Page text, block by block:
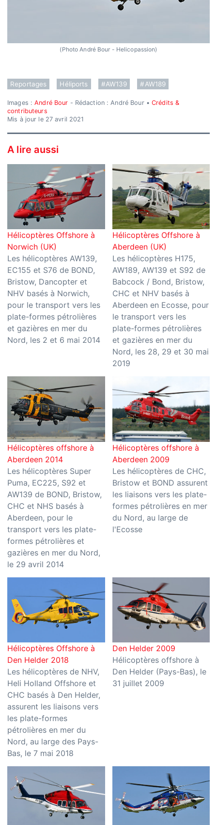
(Photo André Bour - Helicopassion)
Reportages Héliports #AW139 #AW189
Images :André Bour - Rédaction : André Bour •Crédits &
contributeurs
Mis à jour le 27 avril 2021
A lire aussi
Hélicoptères Offshore à
Norwich (UK)
Les hélicoptères AW139,
EC155 et S76 de BOND,
Bristow, Dancopter et
NHV basés à Norwich,
pour le transport vers les
plate-formes pétrolières
et gazières en mer du
Nord, les 2 et 6 mai 2014
Hélicoptères Offshore à
Aberdeen (UK)
Les hélicoptères H175,
AW189, AW139 et S92 de
Babcock / Bond, Bristow,
CHC et NHV basés à
Aberdeen en Ecosse, pour
le transport vers les
plate-formes pétrolières
et gazières en mer du
Nord, les 28, 29 et 30 mai
2019
Hélicoptères offshore à
Aberdeen 2014
Les hélicoptères Super
Puma, EC225, S92 et
AW139 de BOND, Bristow,
CHC et NHS basés à
Aberdeen, pour le
transport vers les plate-
formes pétrolières et
gazières en mer du Nord,
le 29 avril 2014
Hélicoptères offshore à
Aberdeen 2009
Les hélicoptères de CHC,
Bristow et BOND assurent
les liaisons vers les plate-
formes pétrolières en mer
du Nord, au large de
l'Ecosse
Hélicoptères Offshore à
Den Helder 2018
Les hélicoptères de NHV,
Heli Holland Offshore et
CHC basés à Den Helder,
assurent les liaisons vers
les plate-formes
pétrolières en mer du
Nord, au large des Pays-
Bas, le 7 mai 2018
Den Helder 2009
Hélicoptères offshore à
Den Helder (Pays-Bas), le
31 juillet 2009